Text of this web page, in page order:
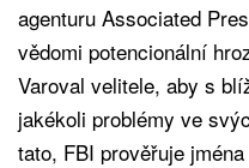
agenturu Associated
vědomi potencionální
Varoval velitele, aby s
jakékoli problémy ve
tato, FBI prověřuje